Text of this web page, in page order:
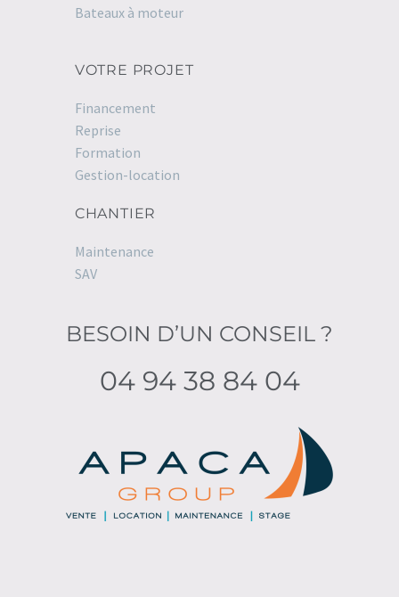
Bateaux à moteur
VOTRE PROJET
Financement
Reprise
Formation
Gestion-location
CHANTIER
Maintenance
SAV
BESOIN D’UN CONSEIL ?
04 94 38 84 04